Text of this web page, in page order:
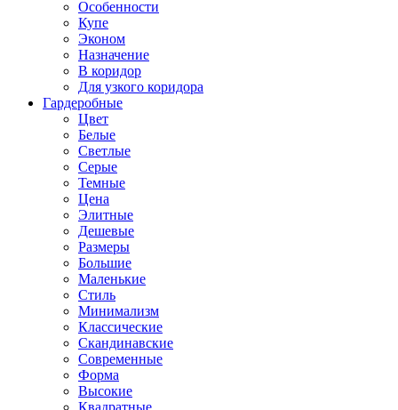
Особенности
Купе
Эконом
Назначение
В коридор
Для узкого коридора
Гардеробные
Цвет
Белые
Светлые
Серые
Темные
Цена
Элитные
Дешевые
Размеры
Большие
Маленькие
Стиль
Минимализм
Классические
Скандинавские
Современные
Форма
Высокие
Квадратные